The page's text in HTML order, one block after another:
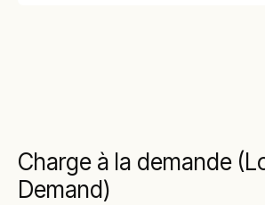
Charge à la demande
Demand)